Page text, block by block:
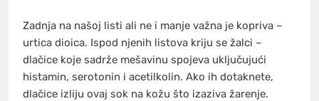
Zadnja na našoj listi ali ne i manje važna je kopriva –
urtica dioica. Ispod njenih listova kriju se žalci –
dlačice koje sadrže mešavinu spojeva uključujući
histamin, serotonin i acetilkolin. Ako ih dotaknete,
dlačice izliju ovaj sok na kožu što izaziva žarenje.